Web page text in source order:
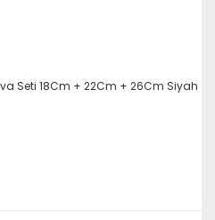
Seti 18Cm + 22Cm + 26Cm Siyah